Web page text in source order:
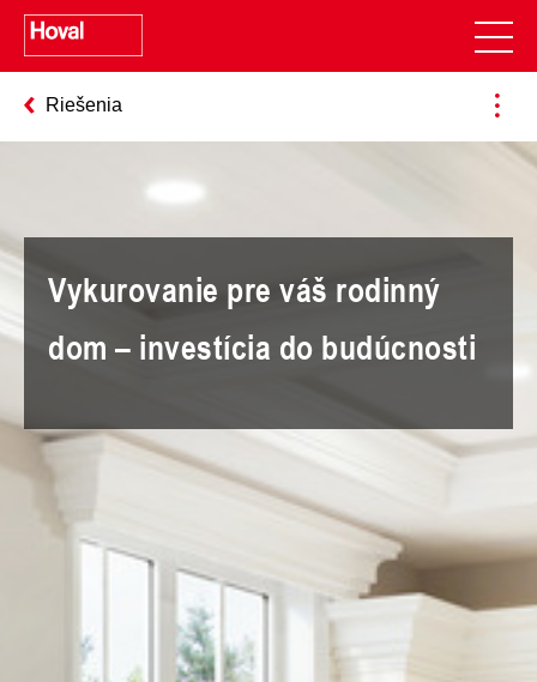
Riešenia
Vykurovanie pre váš rodinný
dom – investícia do budúcnosti